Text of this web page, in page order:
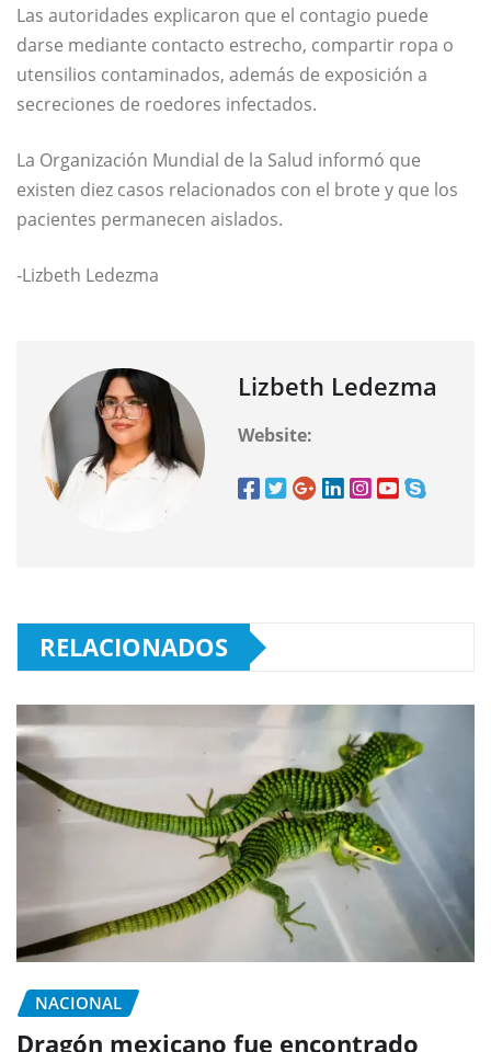
Las autoridades explicaron que el contagio puede
darse mediante contacto estrecho, compartir ropa o
utensilios contaminados, además de exposición a
secreciones de roedores infectados.
La Organización Mundial de la Salud informó que
existen diez casos relacionados con el brote y que los
pacientes permanecen aislados.
-Lizbeth Ledezma
Lizbeth Ledezma
Website:
RELACIONADOS
NACIONAL
Dragón mexicano fue encontrado